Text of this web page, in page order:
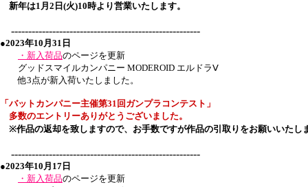
新年は1月2日(火)10時より営業いたします。
-------------------------------------------------------
●2023年10月31日
・新入荷品のページを更新
グッドスマイルカンパニー MODEROID エルドラⅤ
他3点が新入荷いたしました。
「バットカンパニー主催第31回 ガンプラコンテスト」
多数のエントリーありがとうございました。
※作品の返却を致しますので、お手数ですが作品の引取りをお願いいたし
-------------------------------------------------------
●2023年10月17日
・新入荷品のページを更新